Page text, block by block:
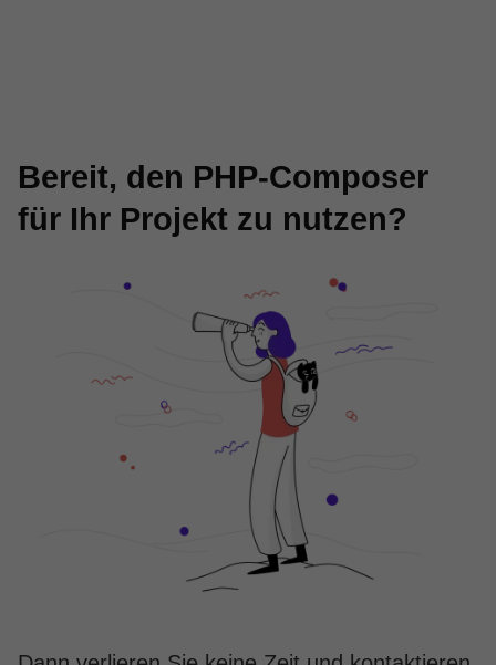
Bereit, den PHP-Composer
für Ihr Projekt zu nutzen?